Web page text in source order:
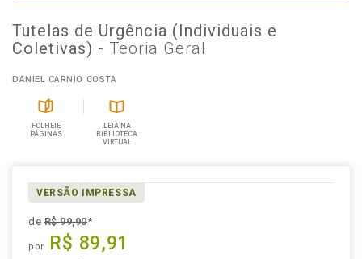
Tutelas de Urgência (Individuais e
Coletivas) - Teoria Geral
DANIEL CARNIO COSTA
FOLHEIE
PÁGINAS
LEIA NA
BIBLIOTECA
VIRTUAL
VERSÃO IMPRESSA
deR$ 99,90*
por R$ 89,91